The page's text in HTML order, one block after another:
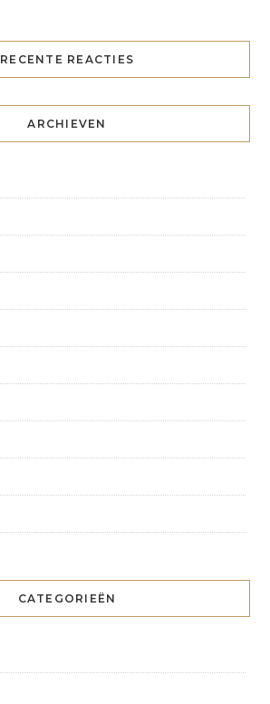
RECENTE REACTIES
ARCHIEVEN
CATEGORIEËN